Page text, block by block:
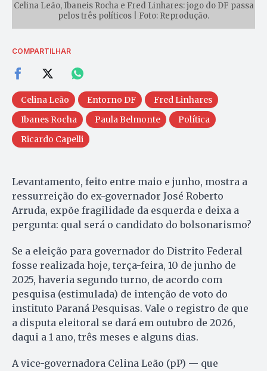
Celina Leão, Ibaneis Rocha e Fred Linhares: jogo do DF passa
pelos três políticos | Foto: Reprodução.
COMPARTILHAR
Celina Leão Entorno DF
Fred Linhares
Ibanes Rocha
Paula Belmonte
Política
Ricardo Capelli
Levantamento, feito entre maio e junho, mostra a
ressurreição do ex-governador José Roberto
Arruda, expõe fragilidade da esquerda e deixa a
pergunta: qual será o candidato do bolsonarismo?
Se a eleição para governador do Distrito Federal
fosse realizada hoje, terça-feira, 10 de junho de
2025, haveria segundo turno, de acordo com
pesquisa (estimulada) de intenção de voto do
instituto Paraná Pesquisas. Vale o registro de que
a disputa eleitoral se dará em outubro de 2026,
daqui a 1 ano, três meses e alguns dias.
A vice-governadora Celina Leão (pP) — que